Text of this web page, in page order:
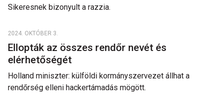
Sikeresnek bizonyult a razzia.
2024. OKTÓBER 3.
Ellopták az összes rendőr nevét és
elérhetőségét
Holland miniszter: külföldi kormányszervezet állhat a
rendőrség elleni hackertámadás mögött.